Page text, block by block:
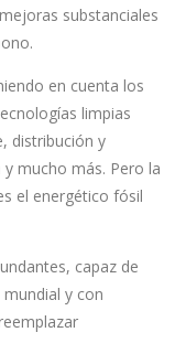
substanciales
en cuenta los
limpias
distribución y
mucho más. Pero la
el energético fósil
capaz de
y con